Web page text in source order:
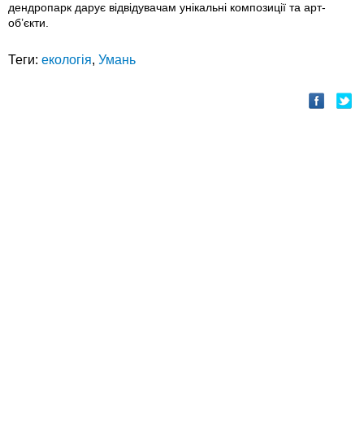
дендропарк дарує відвідувачам унікальні композиції та арт-
об’єкти.
Теги: екологія, Умань